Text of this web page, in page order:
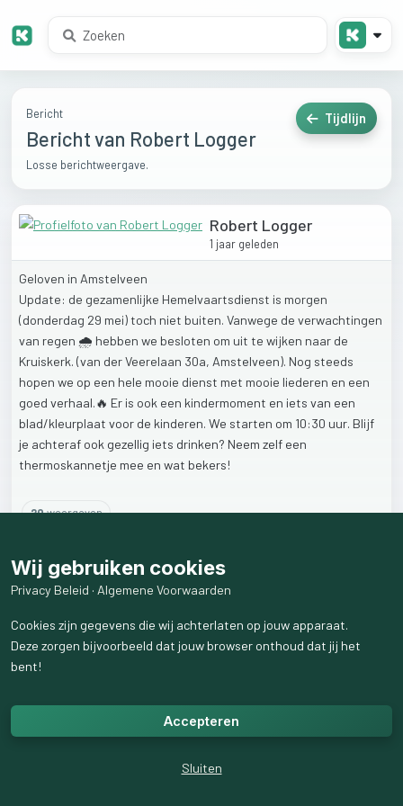
Bericht
Bericht van Robert Logger
Losse berichtweergave.
Tijdlijn
Robert Logger
1 jaar geleden
Geloven in Amstelveen
Update: de gezamenlijke Hemelvaartsdienst is morgen
(donderdag 29 mei) toch niet buiten. Vanwege de verwachtingen
van regen 🌧️ hebben we besloten om uit te wijken naar de
Kruiskerk. (van derVeerelaan 30a, Amstelveen). Nog steeds
hopen we op een hele mooie dienst met mooie liederen en een
goed verhaal.🔥 Er is ook een kindermoment en iets van een
blad/kleurplaat voor de kinderen. We starten om 10:30 uur. Blijf
je achteraf ook gezellig iets drinken? Neem zelf een
thermoskannetje mee en wat bekers!
20weergaven
Wij gebruiken cookies
Privacy Beleid · Algemene Voorwaarden
Cookies zijn gegevens die wij achterlaten op jouw apparaat.
Deze zorgen bijvoorbeeld dat jouw browser onthoud dat jij het
bent!
Accepteren
Sluiten